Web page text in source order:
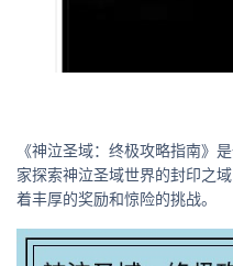
《神泣圣域：终极攻略指南》
家探索神泣圣域世界的封印之
着丰厚的奖励和惊险的挑战。